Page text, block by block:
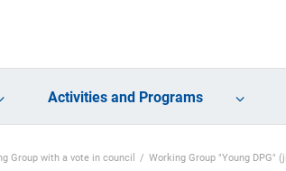
Activities and Programs
Group with a vote in council Working Group "Young DPG"